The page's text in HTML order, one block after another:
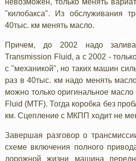
невозможен, только менять
"килобакса". Из обслуживания
40тыс. км менять масло.
Причем, до 2002 надо
Transmission Fluid, а с 2002 -
с "механикой", но таких машин
раз в 40тыс. км надо менять
можно только оригинальное
Fluid (MTF). Тогда коробка без
км. Сцепление с МКПП ходит не
Завершая разговор о
схеме включения полного
дорожной жизни машина